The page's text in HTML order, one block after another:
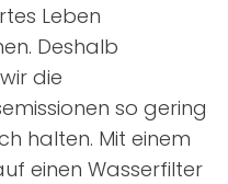
Leben
Deshalb
die
so gering
halten. Mit einem
einen Wasserfilter